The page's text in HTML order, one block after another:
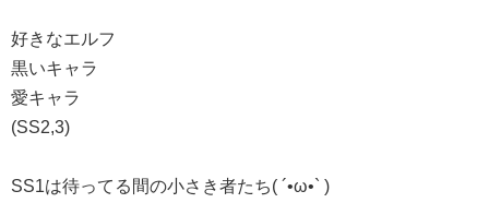
好きなエルフ
黒いキャラ
愛キャラ
(SS2,3)
SS1は待ってる間の小さき者たち( ´•ω•` )